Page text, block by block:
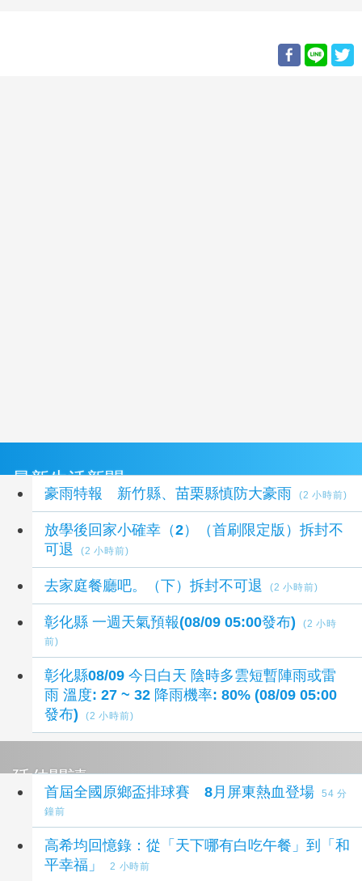
最新生活新聞
豪雨特報 新竹縣、苗栗縣慎防大豪雨 (2 小時前)
放學後回家小確幸（2）（首刷限定版）拆封不
可退
(2 小時前)
去家庭餐廳吧。（下）拆封不可退 (2 小時前)
彰化縣 一週天氣預報(08/09 05:00發布)
(2 小時
前)
彰化縣08/09 今日白天 陰時多雲短暫陣雨或雷
雨 溫度: 27 ~ 32 降雨機率: 80% (08/09 05:00
發布)
(2 小時前)
延伸閱讀
首屆全國原鄉盃排球賽 8月屏東熱血登場
54 分
鐘前
高希均回憶錄：從「天下哪有白吃午餐」到「和
平幸福」
2 小時前